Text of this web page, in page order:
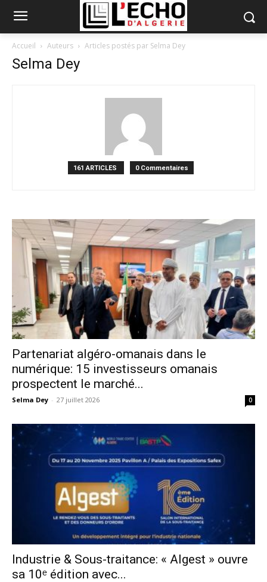
Accueil Auteurs Articles postés par Selma Dey
Selma Dey
161 ARTICLES 0 Commentaires
Partenariat algéro-omanais dans le
numérique: 15 investisseurs omanais
prospectent le marché...
Selma Dey - 27 juillet 2026 0
Industrie & Sous-traitance: « Algest » ouvre
sa 10ᵉ édition avec...